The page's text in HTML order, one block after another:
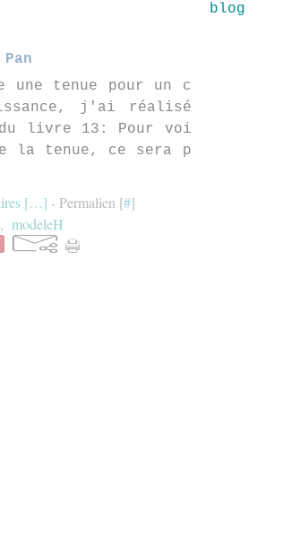
une tenue pour un c
j'ai réalisé
livre 13: Pour voi
la tenue, ce sera p
[…] - Permalien [#]
, modeleH
blog